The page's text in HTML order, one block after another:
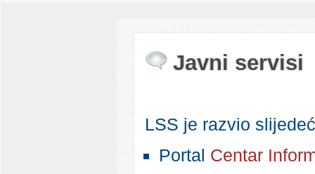
Javni servisi
LSS je razvio
Portal Centar